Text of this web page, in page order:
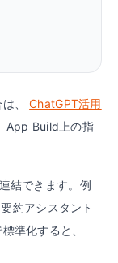
、
ChatGPT活用
App Build上の指
結できます。例
約アシスタント
準化すると、